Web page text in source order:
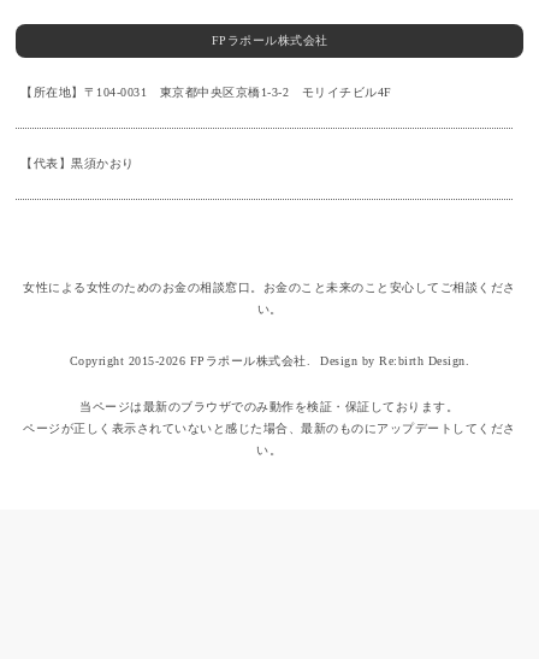
FPラポール株式会社
【所在地】〒104-0031 東京都中央区京橋1-3-2 モリイチビル4F
【代表】黒須かおり
女性による女性のためのお金の相談窓口。お金のこと未来のこと安心してご相談くださ
い。
Copyright 2015-2026 FPラポール株式会社. Design by Re:birth Design.
当ページは最新のブラウザでのみ動作を検証・保証しております。
ページが正しく表示されていないと感じた場合、最新のものにアップデートしてくださ
い。